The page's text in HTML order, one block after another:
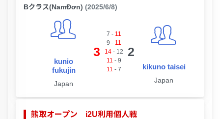
Bクラス(NamĐơn) (2025/6/8)
kunio
fukujin
Japan
3
7 - 11
9 - 11
14- 12
11 - 9
11 - 7
2
kikuno taisei
Japan
熊取オープン i2U利用個人戦